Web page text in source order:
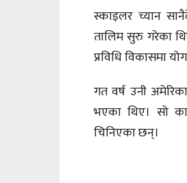
स्काइलर च्यान
तालिम सुरु गरेका
प्रविधि विकासमा
गत वर्ष उनी
भएका थिए। सो
चिनिएका छन्।